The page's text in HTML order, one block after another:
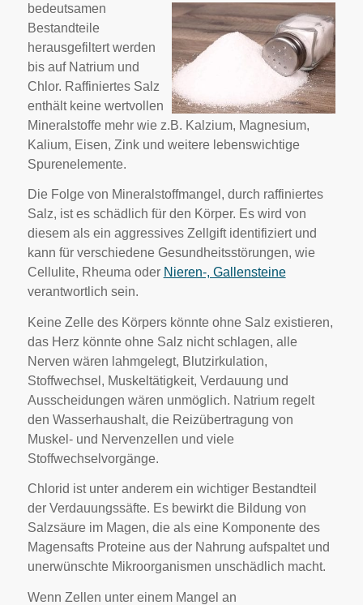
bedeutsamen
Bestandteile
herausgefiltert werden
bis auf Natrium und
Chlor. Raffiniertes Salz
enthält keine wertvollen
Mineralstoffe mehr wie z.B. Kalzium, Magnesium,
Kalium, Eisen, Zink und weitere lebenswichtige
Spurenelemente.
Die Folge von Mineralstoffmangel, durch raffiniertes
Salz, ist es schädlich für den Körper. Es wird von
diesem als ein aggressives Zellgift identifiziert und
kann für verschiedene Gesundheitsstörungen, wie
Cellulite, Rheuma oder Nieren-, Gallensteine
verantwortlich sein.
Keine Zelle des Körpers könnte ohne Salz existieren,
das Herz könnte ohne Salz nicht schlagen, alle
Nerven wären lahmgelegt, Blutzirkulation,
Stoffwechsel, Muskeltätigkeit, Verdauung und
Ausscheidungen wären unmöglich. Natrium regelt
den Wasserhaushalt, die Reizübertragung von
Muskel- und Nervenzellen und viele
Stoffwechselvorgänge.
Chlorid ist unter anderem ein wichtiger Bestandteil
der Verdauungssäfte. Es bewirkt die Bildung von
Salzsäure im Magen, die als eine Komponente des
Magensafts Proteine aus der Nahrung aufspaltet und
unerwünschte Mikroorganismen unschädlich macht.
Wenn Zellen unter einem Mangel an